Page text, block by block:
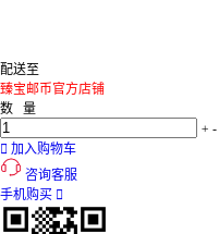
配送至
臻宝邮币官方店铺
数 量
+ -
 加入购物车
咨询客服
手机购买 